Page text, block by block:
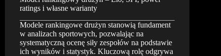
ratings i własne warianty
Modele rankingowe drużyn stanowią fundament
w analizach sportowych, pozwalając na
systematyczną ocenę siły zespołów na podstawie
ich wyników i statystyk. Kluczową rolę odgrywa